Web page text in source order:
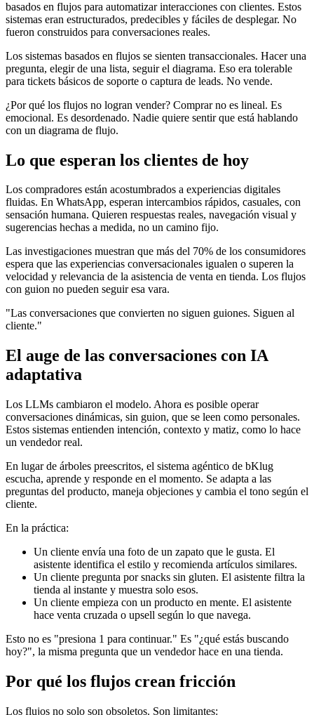
basados en flujos para automatizar interacciones con clientes. Estos
sistemas eran estructurados, predecibles y fáciles de desplegar. No
fueron construidos para conversaciones reales.
Los sistemas basados en flujos se sienten transaccionales. Hacer una
pregunta, elegir de una lista, seguir el diagrama. Eso era tolerable
para tickets básicos de soporte o captura de leads. No vende.
¿Por qué los flujos no logran vender? Comprar no es lineal. Es
emocional. Es desordenado. Nadie quiere sentir que está hablando
con un diagrama de flujo.
Lo que esperan los clientes de hoy
Los compradores están acostumbrados a experiencias digitales
fluidas. En WhatsApp, esperan intercambios rápidos, casuales, con
sensación humana. Quieren respuestas reales, navegación visual y
sugerencias hechas a medida, no un camino fijo.
Las investigaciones muestran que más del 70% de los consumidores
espera que las experiencias conversacionales igualen o superen la
velocidad y relevancia de la asistencia de venta en tienda. Los flujos
con guion no pueden seguir esa vara.
"Las conversaciones que convierten no siguen guiones. Siguen al
cliente."
El auge de las conversaciones con IA
adaptativa
Los LLMs cambiaron el modelo. Ahora es posible operar
conversaciones dinámicas, sin guion, que se leen como personales.
Estos sistemas entienden intención, contexto y matiz, como lo hace
un vendedor real.
En lugar de árboles preescritos, el sistema agéntico de bKlug
escucha, aprende y responde en el momento. Se adapta a las
preguntas del producto, maneja objeciones y cambia el tono según el
cliente.
En la práctica:
Un cliente envía una foto de un zapato que le gusta. El
asistente identifica el estilo y recomienda artículos similares.
Un cliente pregunta por snacks sin gluten. El asistente filtra la
tienda al instante y muestra solo esos.
Un cliente empieza con un producto en mente. El asistente
hace venta cruzada o upsell según lo que navega.
Esto no es "presiona 1 para continuar." Es "¿qué estás buscando
hoy?", la misma pregunta que un vendedor hace en una tienda.
Por qué los flujos crean fricción
Los flujos no solo son obsoletos. Son limitantes: